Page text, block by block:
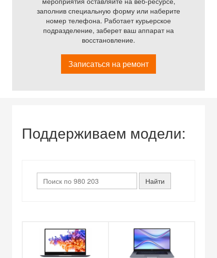
заполнив специальную форму или наберите
номер телефона. Работает курьерское
подразделение, заберет ваш аппарат на
восстановление.
Записаться на ремонт
Поддерживаем модели: